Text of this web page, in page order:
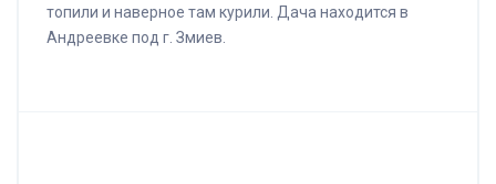
топили и наверное там курили. Дача находится в
Андреевке под г. Змиев.